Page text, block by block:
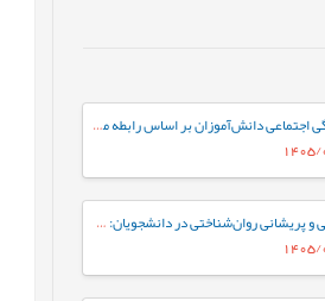
پیش‌بینی شایستگی اجتماعی دانش‌آموزان بر اساس رابطه معلم-دانش‌آموز و احساس تعلق به مدرسه: نقش واسطه‌ای تنظیم رفتاری هیجان
سبک‌های دلبستگی و پریشانی روان‌شناختی در دانشجویان: نقش واسطه‌ای تنظیم هیجان بین فردی